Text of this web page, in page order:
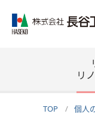
リ
TOP 個人